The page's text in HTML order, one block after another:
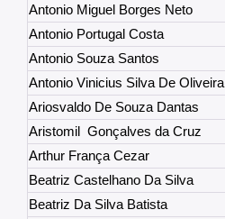
Antonio Miguel Borges Neto
Antonio Portugal Costa
Antonio Souza Santos
Antonio Vinicius Silva De Oliveira
Ariosvaldo De Souza Dantas
Aristomil Gonçalves da Cruz
Arthur França Cezar
Beatriz Castelhano Da Silva
Beatriz Da Silva Batista